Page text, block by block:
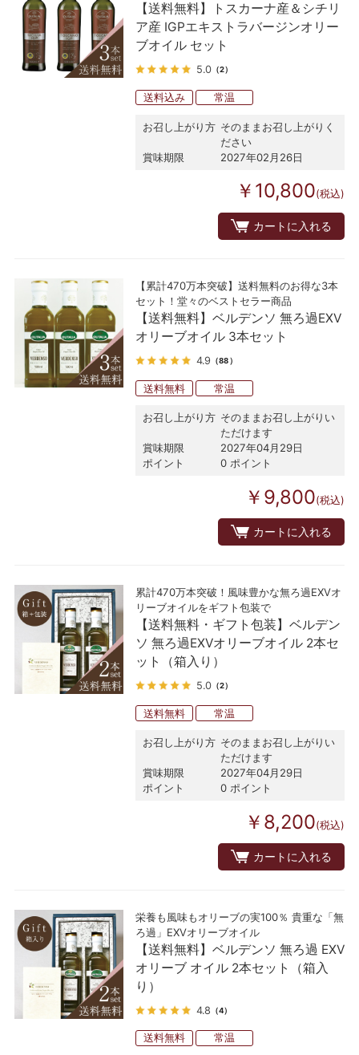
【送料無料】トスカーナ産＆シチリ
ア産 IGPエキストラバージンオリー
ブオイル セット
5.0 （2）
送料込み 常温
お召し上がり方 そのままお召し上がりく
ださい
賞味期限
2027年02月26日
￥10,800(税込)
カートに入れる
【累計470万本突破】送料無料のお得な3本
セット！堂々のベストセラー商品
【送料無料】ベルデンソ 無ろ過EXV
オリーブオイル 3本セット
4.9 （88）
送料無料 常温
お召し上がり方 そのままお召し上がりい
ただけます
賞味期限
2027年04月29日
ポイント
0 ポイント
￥9,800(税込)
カートに入れる
累計470万本突破！風味豊かな無ろ過EXVオ
リーブオイルをギフト包装で
【送料無料・ギフト包装】ベルデン
ソ 無ろ過EXVオリーブオイル 2本セ
ット（箱入り）
5.0 （2）
送料無料 常温
お召し上がり方 そのままお召し上がりい
ただけます
賞味期限
2027年04月29日
ポイント
0 ポイント
￥8,200(税込)
カートに入れる
栄養も風味もオリーブの実100％ 貴重な「無
ろ過」EXVオリーブオイル
【送料無料】ベルデンソ 無ろ過 EXV
オリーブ オイル 2本セット（箱入
り）
4.8 （4）
送料無料 常温